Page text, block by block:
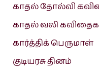
காதல் தோல்வி
காதல் வலி
கார்த்திக் பெருமாள்
குடியரசு தினம்